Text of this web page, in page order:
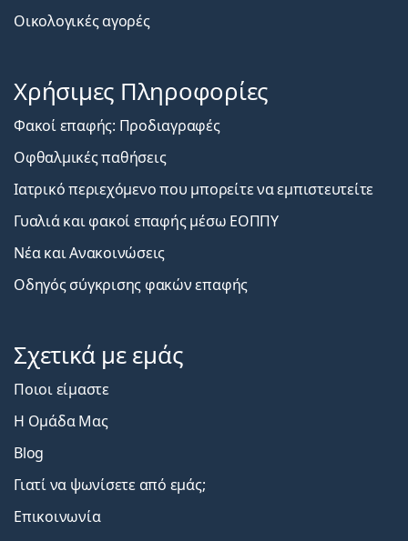
Οικολογικές αγορές
Χρήσιμες Πληροφορίες
Φακοί επαφής: Προδιαγραφές
Οφθαλμικές παθήσεις
Ιατρικό περιεχόμενο που μπορείτε να εμπιστευτείτε
Γυαλιά και φακοί επαφής μέσω ΕΟΠΠΥ
Νέα και Ανακοινώσεις
Οδηγός σύγκρισης φακών επαφής
Σχετικά με εμάς
Ποιοι είμαστε
Η Ομάδα Μας
Blog
Γιατί να ψωνίσετε από εμάς;
Επικοινωνία